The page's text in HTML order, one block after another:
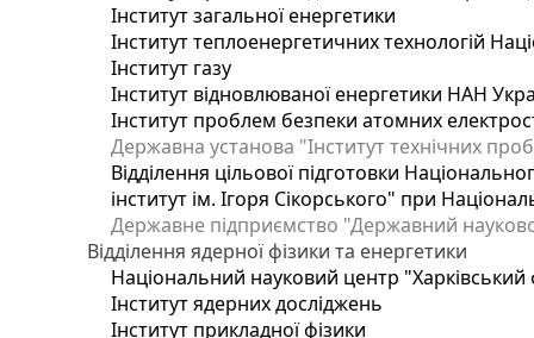
Інститут загальної енергетики
Інститут теплоенергетичних технологій
Інститут газу
Інститут відновлюваної енергетики НАН
Інститут проблем безпеки атомних
Державна установа "Інститут технічних
Відділення цільової підготовки
інститут ім. Ігоря Сікорського" при
Державне підприємство "Державний
Відділення ядерної фізики та енергетики
Національний науковий центр "Харківський
Інститут ядерних досліджень
Інститут прикладної фізики